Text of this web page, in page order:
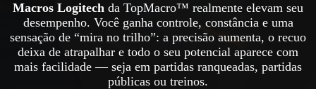
Macros Logitech da TopMacro™ realmente elevam seu
desempenho. Você ganha controle, constância e uma
sensação de “mira no trilho”: a precisão aumenta, o recuo
deixa de atrapalhar e todo o seu potencial aparece com
mais facilidade — seja em partidas ranqueadas, partidas
públicas ou treinos.